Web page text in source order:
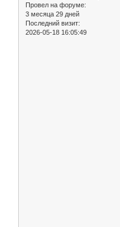
Провел на форуме:
3 месяца 29 дней
Последний визит:
2026-05-18 16:05:49